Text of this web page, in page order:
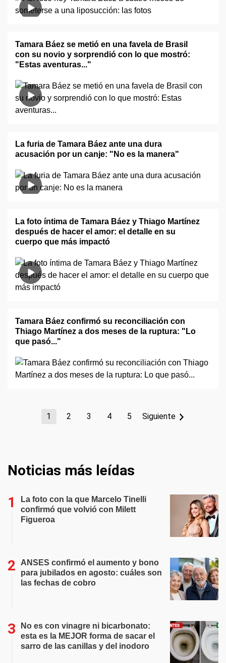
Tamara Báez se metió en una favela de Brasil
con su novio y sorprendió con lo que mostró:
"Estas aventuras..."
La furia de Tamara Báez ante una dura
acusación por un canje: "No es la manera"
La foto íntima de Tamara Báez y Thiago Martínez
después de hacer el amor: el detalle en su
cuerpo que más impactó
Tamara Báez confirmó su reconciliación con
Thiago Martínez a dos meses de la ruptura: "Lo
que pasó..."
1 2 3 4 5 Siguiente
Noticias más leídas
La foto con la que Marcelo Tinelli
confirmó que volvió con Milett
Figueroa
ANSES confirmó el aumento y bono
para jubilados en agosto: cuáles son
las fechas de cobro
No es con vinagre ni bicarbonato:
esta es la MEJOR forma de sacar el
sarro de las canillas y del inodoro